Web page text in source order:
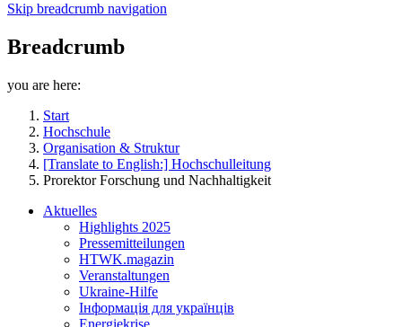
Skip breadcrumb navigation
Breadcrumb
you are here:
Start
Hochschule
Organisation & Struktur
[Translate to English:] Hochschulleitung
Prorektor Forschung und Nachhaltigkeit
Aktuelles
Highlights 2025
Pressemitteilungen
HTWK.magazin
Veranstaltungen
Ukraine-Hilfe
Інформація для українців